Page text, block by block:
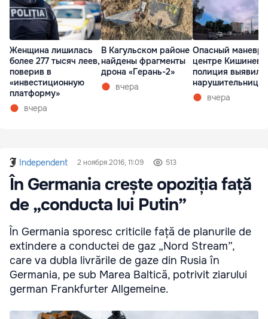
Женщина лишилась
более 277 тысяч леев,
поверив в
«инвестиционную
платформу»
вчера
В Кагульском районе
найдены фрагменты
дрона «Герань-2»
вчера
Опасный маневр
центре Кишинева:
полиция выявила
нарушительницу
вчера
Independent 2 ноября 2016, 11:09 513
În Germania crește opoziția față
de „conducta lui Putin”
În Germania sporesc criticile față de planurile de
extindere a conductei de gaz „Nord Stream”,
care va dubla livrările de gaze din Rusia în
Germania, pe sub Marea Baltică, potrivit ziarului
german Frankfurter Allgemeine.